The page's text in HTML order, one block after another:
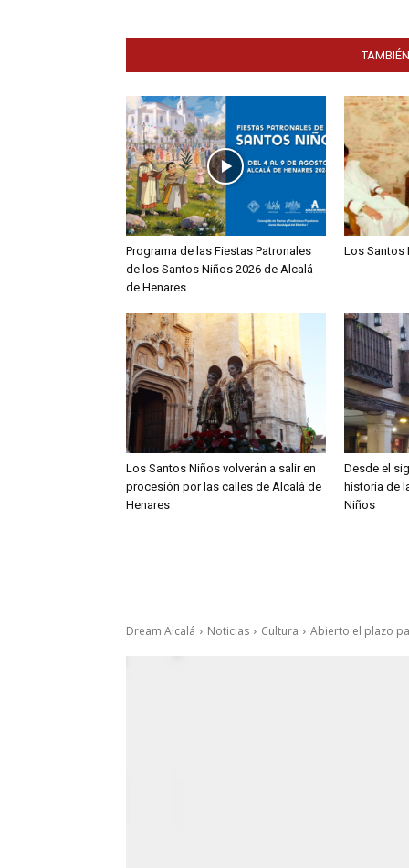
Programa de las Fiestas Patronales
de los Santos Niños 2026 de Alcalá
de Henares
Los Santos
Los Santos Niños volverán a salir en
procesión por las calles de Alcalá de
Henares
Desde el
historia de
Niños